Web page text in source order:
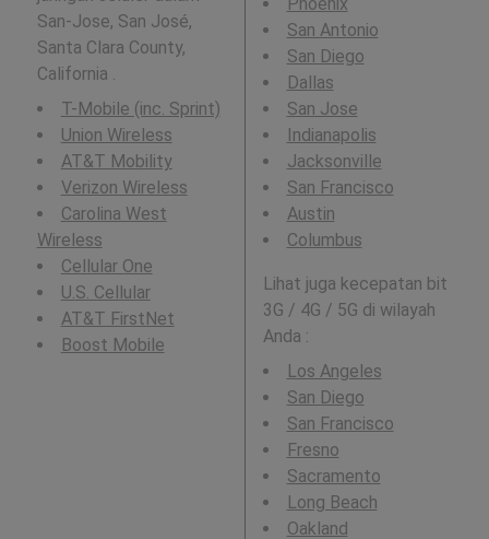
San-Jose, San José,
Santa Clara County,
California .
T-Mobile (inc. Sprint)
Union Wireless
AT&T Mobility
Verizon Wireless
Carolina West
Wireless
Cellular One
U.S. Cellular
AT&T FirstNet
Boost Mobile
San Antonio
San Diego
Dallas
San Jose
Indianapolis
Jacksonville
San Francisco
Austin
Columbus
Lihat juga kecepatan bit
3G / 4G / 5G di wilayah
Anda :
Los Angeles
San Diego
San Francisco
Fresno
Sacramento
Long Beach
Oakland